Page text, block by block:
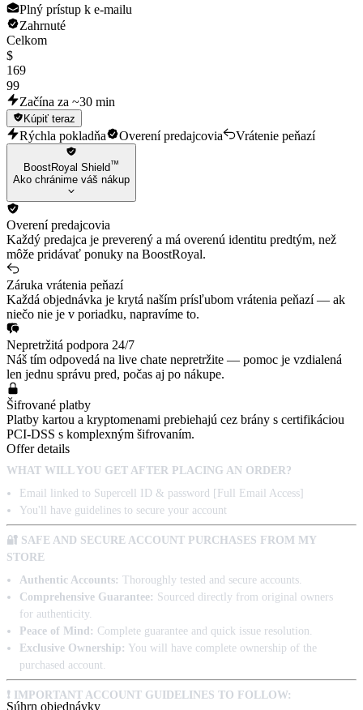
Plný prístup k e-mailu
Zahrnuté
Celkom
$
169
99
Začína za ~30 min
Kúpiť teraz
Rýchla pokladňa Overení predajcovia Vrátenie peňazí
BoostRoyal Shield™
Ako chránime váš nákup
Overení predajcovia
Každý predajca je preverený a má overenú identitu predtým, než
môže pridávať ponuky na BoostRoyal.
Záruka vrátenia peňazí
Každá objednávka je krytá naším prísľubom vrátenia peňazí — ak
niečo nie je v poriadku, napravíme to.
Nepretržitá podpora 24/7
Náš tím odpovedá na live chate nepretržite — pomoc je vzdialená
len jednu správu pred, počas aj po nákupe.
Šifrované platby
Platby kartou a kryptomenami prebiehajú cez brány s certifikáciou
PCI-DSS s komplexným šifrovaním.
Offer details
WHAT WILL YOU GET AFTER PLACING AN ORDER?
Email linked to Supercell ID & password [Full Email Access]
You'll have guidelines to secure your account
🔐 SAFE AND SECURE ACCOUNT PURCHASES FROM MY
STORE
Authentic Accounts: Thoroughly tested and secure accounts.
Comprehensive Guarantee: Sourced directly from original owners
for authenticity.
Peace of Mind: Complete guarantee and quick issue resolution.
Exclusive Ownership: You will have complete ownership of the
purchased account.
❗ IMPORTANT ACCOUNT GUIDELINES TO FOLLOW:
Súhrn objednávky